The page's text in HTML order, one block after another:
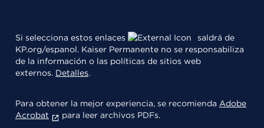
Si selecciona estos enlaces
saldrá de
KP.org/espanol. Kaiser Permanente no se responsabiliza
de la información o las políticas de sitios web
externos. Detalles.
Para obtener la mejor experiencia, se recomienda Adobe
Acrobat
para leer archivos PDFs.